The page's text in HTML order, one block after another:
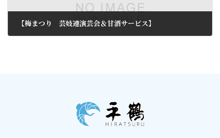
【梅まつり 芸妓連演芸会＆甘酒サービス】